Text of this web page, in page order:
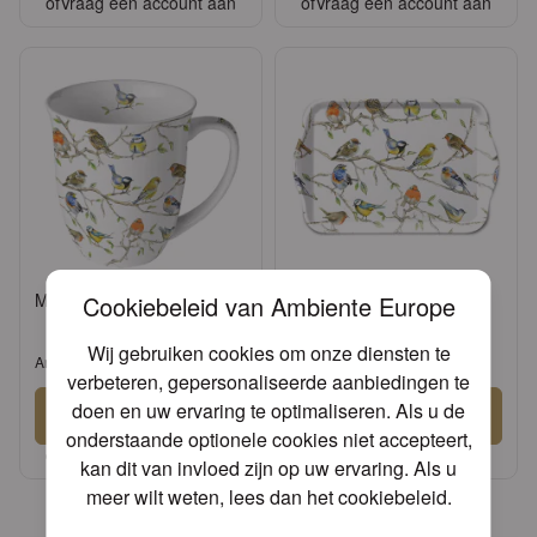
Cookiebeleid van Ambiente Europe
Wij gebruiken cookies om onze diensten te
verbeteren, gepersonaliseerde aanbiedingen te
doen en uw ervaring te optimaliseren. Als u de
onderstaande optionele cookies niet accepteert,
kan dit van invloed zijn op uw ervaring. Als u
meer wilt weten, lees dan hetcookiebeleid.
Mug 0.4 L Birds meeting
Artikel: 18414975
Aanmelden
Vraag een account aan
Tray melamine 13x21 cm
Birds meeting
Artikel: 13714975
Aanmelden
ofVraag een account aan